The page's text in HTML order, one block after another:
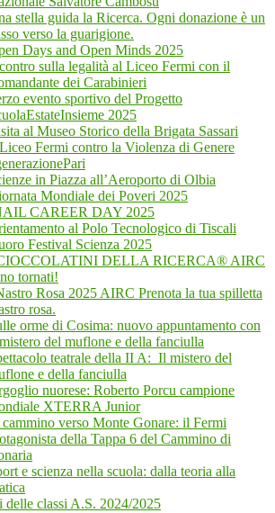
stella guida la Ricerca. Ogni donazione è un
verso la guarigione.
Days and Open Minds 2025
sulla legalità al Liceo Fermi con il
dei Carabinieri
evento sportivo del Progetto
2025
al Museo Storico della Brigata Sassari
Fermi contro la Violenza di Genere
in Piazza all’Aeroporto di Olbia
Mondiale dei Poveri 2025
CAREER DAY 2025
al Polo Tecnologico di Tiscali
Festival Scienza 2025
DELLA RICERCA® AIRC
tornati!
Rosa 2025 AIRC Prenota la tua spilletta
rosa.
orme di Cosima: nuovo appuntamento con
del muflone e della fanciulla
teatrale della II A: Il mistero del
e della fanciulla
nuorese: Roberto Porcu campione
XTERRA Junior
verso Monte Gonare: il Fermi
della Tappa 6 del Cammino di
e scienza nella scuola: dalla teoria alla
delle classi A.S. 2024/2025